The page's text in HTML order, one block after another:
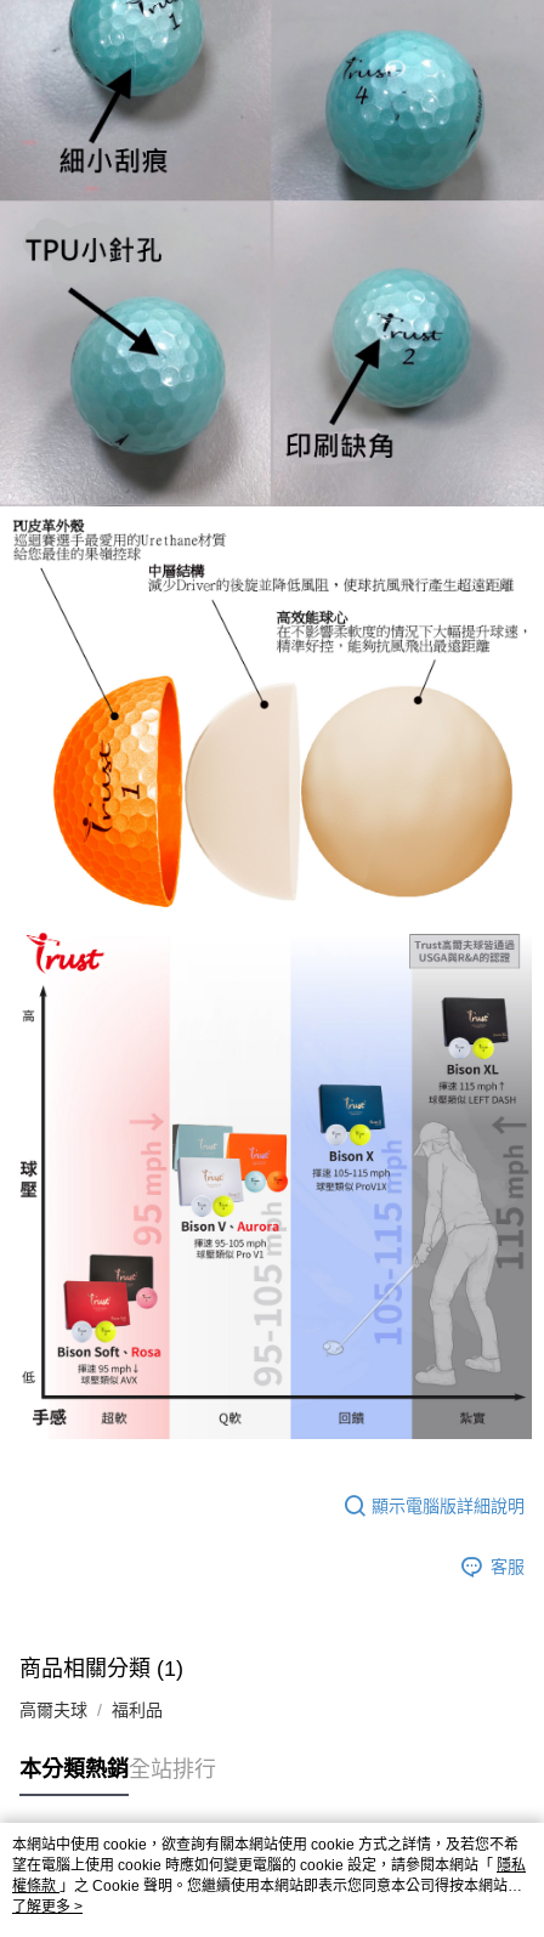
顯示電腦版詳細說明
客服
商品相關分類 (1)
高爾夫球 福利品
本分類熱銷全站排行
熱門標籤
本網站中使用 cookie，欲查詢有關本網站使用 cookie 方式之詳情，及若您不希
望在電腦上使用 cookie 時應如何變更電腦的 cookie 設定，請參閱本網站「 隱私
權條款 」之 Cookie 聲明。您繼續使用本網站即表示您同意本公司得按本網站使
用條款之 Cookie 聲明使用 cookie。
了解更多 >